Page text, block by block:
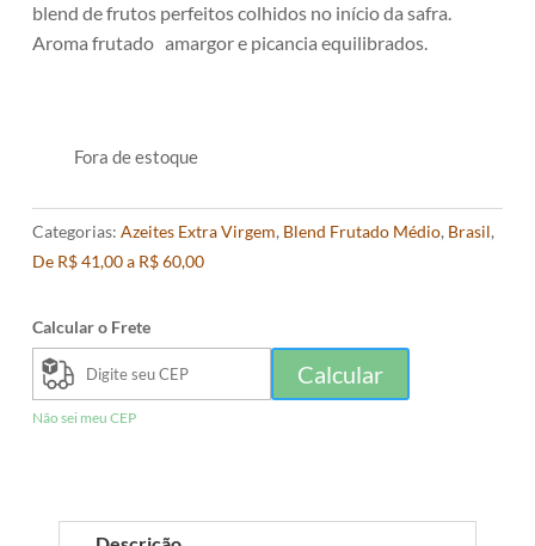
blend de frutos perfeitos colhidos no início da safra.
Aroma frutado amargor e picancia equilibrados.
Fora de estoque
Categorias: Azeites Extra Virgem, Blend Frutado Médio, Brasil,
De R$ 41,00 a R$ 60,00
Calcular o Frete
Calcular
Não sei meu CEP